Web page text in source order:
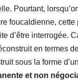
Pourtant,
foucaldienne, cette
d’être interrogée.
en termes
sous la forme
et non